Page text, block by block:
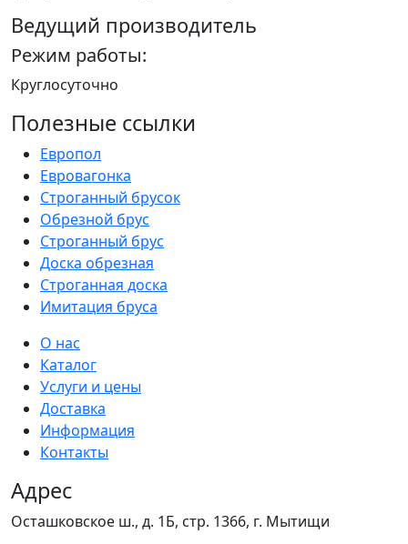
Ведущий производитель
Режим работы:
Круглосуточно
Полезные ссылки
Европол
Евровагонка
Строганный брусок
Обрезной брус
Строганный брус
Доска обрезная
Строганная доска
Имитация бруса
О нас
Каталог
Услуги и цены
Доставка
Информация
Контакты
Адрес
Осташковское ш., д. 1Б, стр. 1366, г. Мытищи